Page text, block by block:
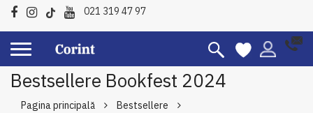
021 319 47 97
Bestsellere Bookfest 2024
Pagina principală
Bestsellere